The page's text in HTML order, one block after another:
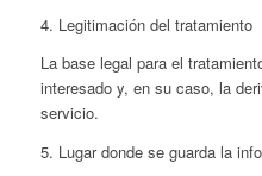
4. Legitimación del tratamiento
La base legal para el
interesado y, en su caso, la
servicio.
5. Lugar donde se guarda la